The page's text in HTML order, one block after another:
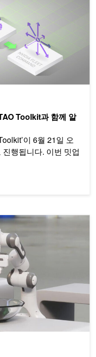
Toolkit과 함께 알
이 6월 21일 오
행됩니다. 이번 밋업
는 로보틱스의 미래!